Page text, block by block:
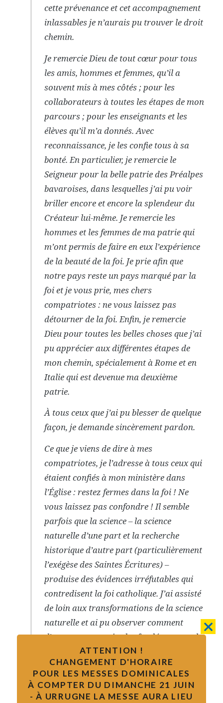
cette prévenance et cet accompagnement
inlassables je n’aurais pu trouver le droit
chemin.
Je remercie Dieu de tout cœur pour tous
les amis, hommes et femmes, qu’il a
souvent mis à mes côtés ; pour les
collaborateurs à toutes les étapes de mon
parcours ; pour les enseignants et les
élèves qu’il m’a donnés. Avec
reconnaissance, je les confie tous à sa
bonté. En particulier, je remercie le
Seigneur pour la belle patrie des Préalpes
bavaroises, dans lesquelles j’ai pu voir
briller encore et encore la splendeur du
Créateur lui-même. Je remercie les
hommes et les femmes de ma patrie qui
m’ont permis de faire en eux l’expérience
de la beauté de la foi. Je prie afin que
notre pays reste un pays marqué par la
foi et je vous prie, mes chers
compatriotes : ne vous laissez pas
détourner de la foi. Enfin, je remercie
Dieu pour toutes les belles choses que j’ai
pu apprécier aux différentes étapes de
mon chemin, spécialement à Rome et en
Italie qui est devenue ma deuxième
patrie.
À tous ceux que j’ai pu blesser de quelque
façon, je demande sincèrement pardon.
Ce que je viens de dire à mes
compatriotes, je l’adresse à tous ceux qui
étaient confiés à mon ministère dans
l’Église : restez fermes dans la foi ! Ne
vous laissez pas confondre ! Il semble
parfois que la science – la science
naturelle d’une part et la recherche
historique d’autre part (particulièrement
l’exégèse des Saintes Écritures) –
produise des évidences irréfutables qui
contredisent la foi catholique. J’ai assisté
de loin aux transformations de la science
naturelle et ai pu observer comment
d’apparentes certitudes fondées contre la
foi ne se révélaient pas être des sciences
mais des interprétations philosophiques
appartenant en apparence à la science ;
en même temps, la foi apprenait du
ATTENTION !
CHANGEMENT D'HORAIRE
POUR LES MESSES DOMINICALES
À COMPTER DU DIMANCHE 21 JUIN
- À URRUGNE LA MESSE AURA LIEU